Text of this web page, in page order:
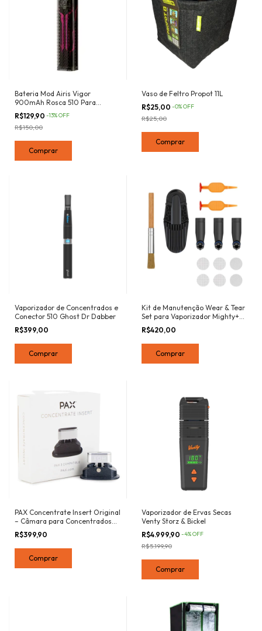
Bateria Mod Airis Vigor
900mAh Rosca 510 Para
Atomizador - Dual Charge
R$129,90 -13%OFF
R$150,00
Comprar
Vaso de Feltro Propot 11L
R$25,00 -0%OFF
R$25,00
Vaporizador de Concentrados e
Conector 510 Ghost Dr Dabber
R$399,00
Kit de Manutenção Wear & Tear
Set para Vaporizador Mighty+
Storz & Bickel Original
R$420,00
PAX Concentrate Insert Original
– Câmara para Concentrados
Original Vaporizador PAX
R$399,90
Vaporizador de Ervas Secas
Venty Storz & Bickel
R$4.999,90 -4%OFF
R$5.199,90